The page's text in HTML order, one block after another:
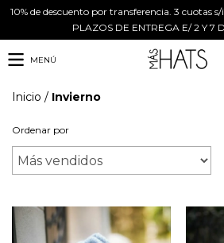
10% de descuento por transferencia. 3 cuotas
PLAZOS DE ENTREGA E/ 2 Y 7
MENÚ
Inicio / Invierno
Ordenar por